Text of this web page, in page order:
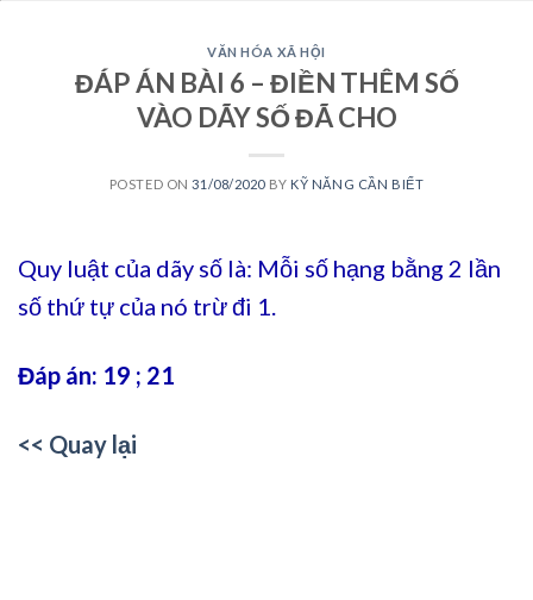
VĂN HÓA XÃ HỘI
ĐÁP ÁN BÀI 6 – ĐIỀN THÊM SỐ
VÀO DÃY SỐ ĐÃ CHO
POSTED ON31/08/2020 BY KỸ NĂNG CẦN BIẾT
Quy luật của dãy số là: Mỗi số hạng bằng 2 lần
số thứ tự của nó trừ đi 1.
Đáp án: 19 ; 21
<< Quay lại